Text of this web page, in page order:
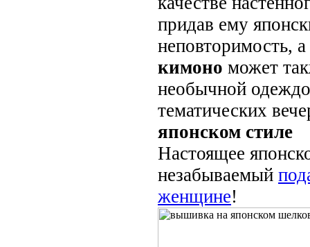
придав ему
неповторимость,
кимоно может
необычной
тематических
японском стиле
Настоящее
незабываемый
женщине!